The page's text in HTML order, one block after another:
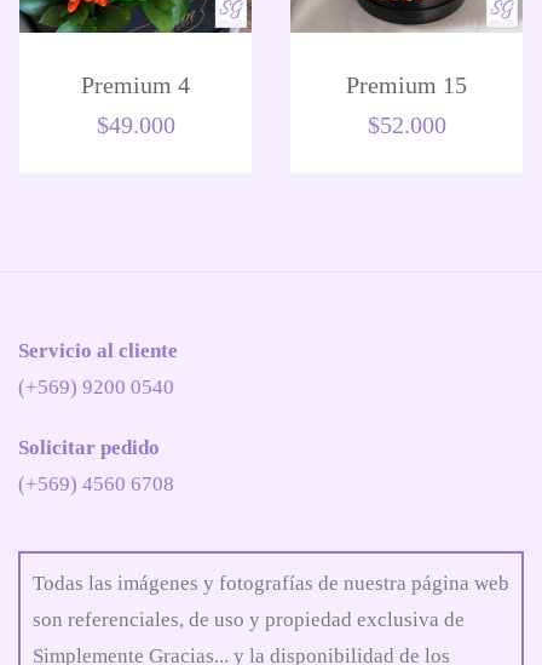
Premium 4
$49.000
Premium 15
$52.000
Servicio al cliente
(+569) 9200 0540
Solicitar pedido
(+569) 4560 6708
Todas las imágenes y fotografías de nuestra página web
son referenciales, de uso y propiedad exclusiva de
Simplemente Gracias... y la disponibilidad de los